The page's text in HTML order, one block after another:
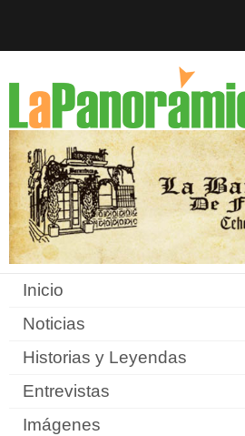
Inicio
Noticias
Historias y Leyendas
Entrevistas
Imágenes